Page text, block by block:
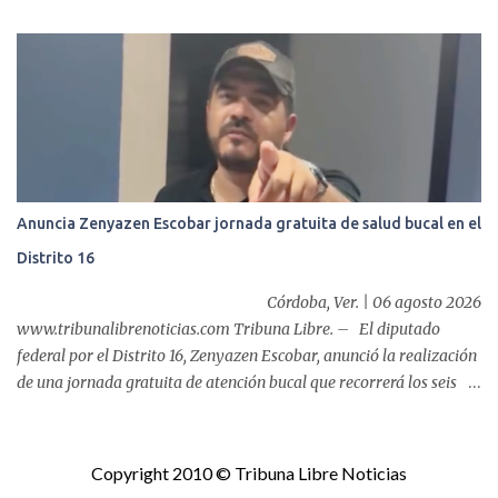
Días y Primera Infancia” que inició este miércoles en la cabecera
municipal. Se trata de una estrategia que busca contribuir al
desarrollo y la nutrición de niñas, niños y mujeres en esta
importante etapa de vida. Durante la jornada, en la explanada del
Súper Ahorros, el director del organismo asistencial, Lic. Carlos
Adiel Pereda, realizó un recorrido por las sedes de entre...
Anuncia Zenyazen Escobar jornada gratuita de salud bucal en el
Distrito 16
Córdoba, Ver. | 06 agosto 2026
www.tribunalibrenoticias.com Tribuna Libre. – El diputado
federal por el Distrito 16, Zenyazen Escobar, anunció la realización
de una jornada gratuita de atención bucal que recorrerá los seis
mejores sonrisas", la campaña beneficiará a habitantes de
Copyright 2010 © Tribuna Libre Noticias